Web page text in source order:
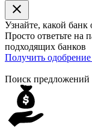
close
Узнайте, какой банк
Просто ответьте на
подходящих банков
Получить одобрение
Поиск предложений